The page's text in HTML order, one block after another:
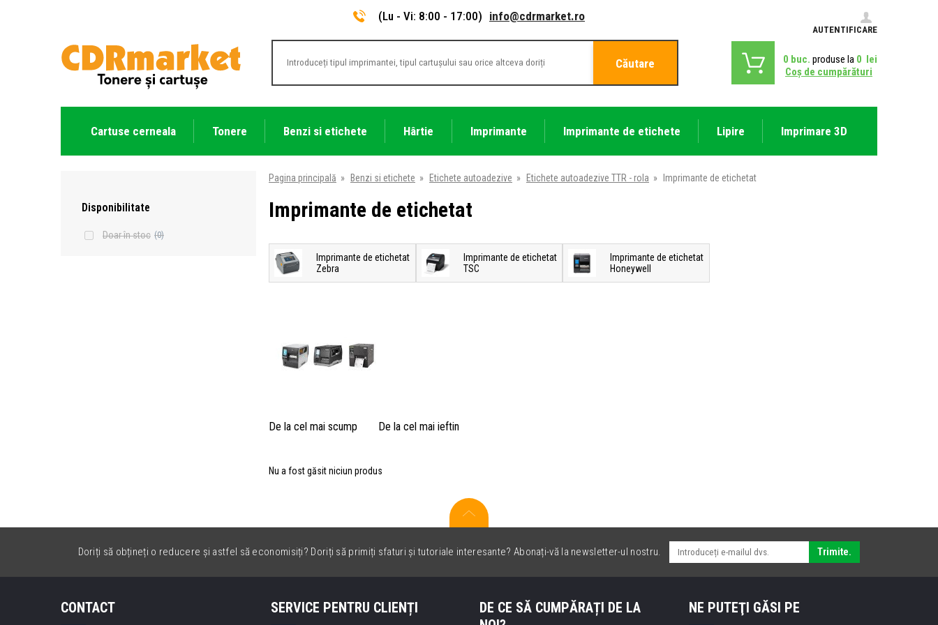
(Lu - Vi: 8:00 - 17:00) info@cdrmarket.ro
AUTENTIFICARE
Căutare 0 buc. produse la 0 lei
Coş de cumpărături
Cartuse cerneala Tonere Benzi si etichete Hârtie Imprimante Imprimante de etichete Lipire Imprimare 3D
Disponibilitate
Doar în stoc (0)
Pagina principală » Benzi si etichete » Etichete autoadezive » Etichete autoadezive TTR - rola » Imprimante de etichetat
Imprimante de etichetat
Imprimante de etichetat
Zebra
Imprimante de etichetat
TSC
Imprimante de etichetat
Honeywell
De la cel mai scump De la cel mai ieftin
Nu a fost găsit niciun produs
Doriți să obțineți o reducere și astfel să economisiți? Doriți să primiți sfaturi și tutoriale interesante? Abonați-vă la newsletter-ul nostru. Trimite.
CONTACT SERVICE PENTRU CLIENȚI
DE CE SĂ CUMPĂRAȚI DE LA
NE PUTEŢI GĂSI PE